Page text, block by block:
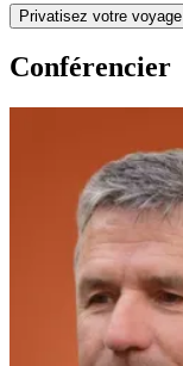
Privatisez votre voyage
Conférencier